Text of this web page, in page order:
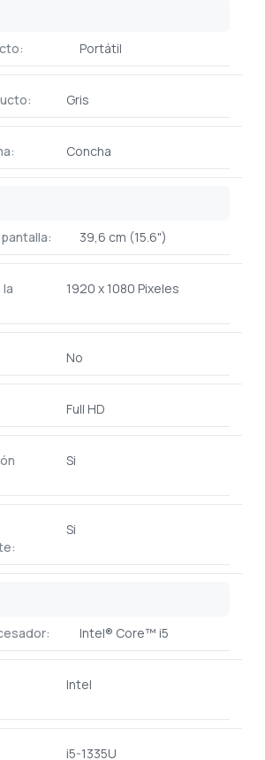
Portátil
Gris
Concha
39,6 cm (15.6")
1920 x 1080 Pixeles
No
Full HD
Si
Si
Intel® Core™ i5
Intel
i5-1335U